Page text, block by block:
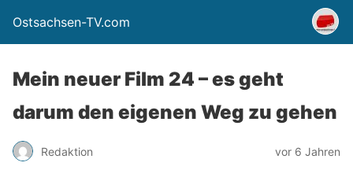
Ostsachsen-TV.com
Mein neuer Film 24 – es geht
darum den eigenen Weg zu gehen
Redaktion vor 6 Jahren